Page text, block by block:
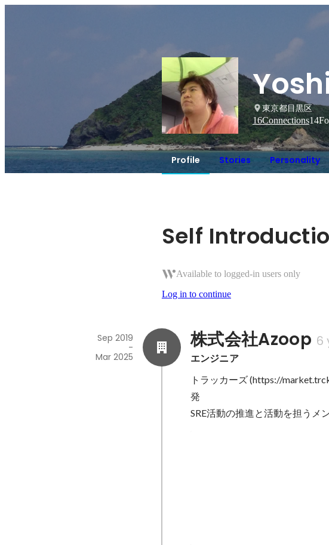
東京都目黒区
16Connections14
Profile Stories Personality
Self
Available to logged-in users only
Log in to continue
株式会社Azoop 6
エンジニア
Sep 2019
-
Mar 2025
トラッカーズ (https://
発
SRE活動の推進と活動を担うメ